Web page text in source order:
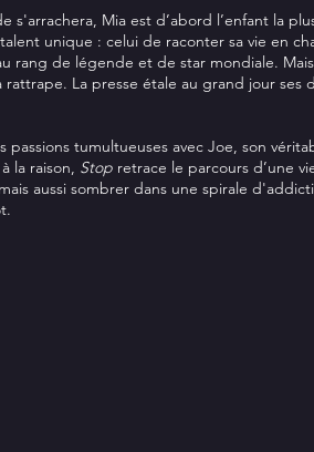
Mia est d’abord l’enfant la
unique : celui de raconter sa vie en
rang de légende et de star mondiale.
La presse étale au grand jour ses
passions tumultueuses avec Joe, son
la raison, Stop retrace le parcours d’une
aussi sombrer dans une spirale